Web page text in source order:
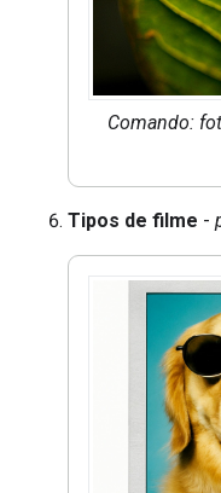
Comando:
Tipos de filme -